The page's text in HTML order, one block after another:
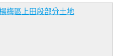
梅區上田段部分土地